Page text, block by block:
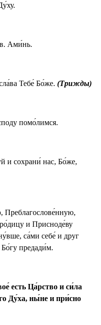
Ами́нь.
Тебе́ Бо́же. (Трижды)
помо́лимся.
и сохрани́ нас, Бо́же,
Преблагослове́нную,
и Присноде́ву
са́ми себе́ и друг
предади́м.
есть Ца́рство и си́ла
Ду́ха, ны́не и при́сно